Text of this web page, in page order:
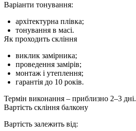
Варіанти тонування:
архітектурна плівка;
тонування в масі.
Як проходить скління
виклик замірника;
проведення замірів;
монтаж і утеплення;
гарантія до 10 років.
Термін виконання – приблизно 2–3 дні.
Вартість скління балкону
Вартість залежить від: